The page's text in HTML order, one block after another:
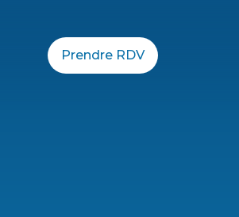
Prendre RDV